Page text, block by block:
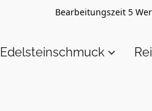
Bearbeitungszeit 5
Edelsteinschmuck